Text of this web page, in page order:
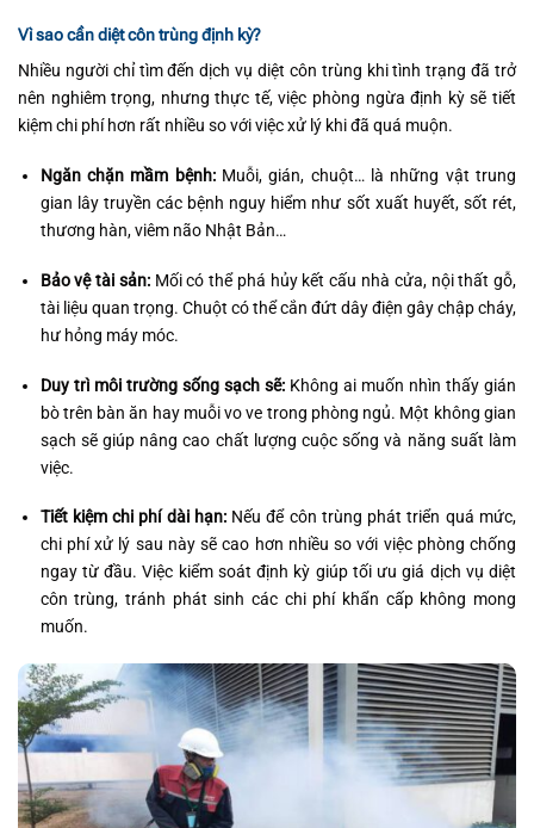
Vì sao cần diệt côn trùng định kỳ?
Nhiều người chỉ tìm đến dịch vụ diệt côn trùng khi tình trạng đã trở
nên nghiêm trọng, nhưng thực tế, việc phòng ngừa định kỳ sẽ tiết
kiệm chi phí hơn rất nhiều so với việc xử lý khi đã quá muộn.
Ngăn chặn mầm bệnh:Muỗi, gián, chuột… là những vật trung
gian lây truyền các bệnh nguy hiểm như sốt xuất huyết, sốt rét,
thương hàn, viêm não Nhật Bản…
Bảo vệ tài sản:Mối có thể phá hủy kết cấu nhà cửa, nội thất gỗ,
tài liệu quan trọng. Chuột có thể cắn đứt dây điện gây chập cháy,
hư hỏng máy móc.
Duy trì môi trường sống sạch sẽ:Không ai muốn nhìn thấy gián
bò trên bàn ăn hay muỗi vo ve trong phòng ngủ. Một không gian
sạch sẽ giúp nâng cao chất lượng cuộc sống và năng suất làm
việc.
Tiết kiệm chi phí dài hạn:Nếu để côn trùng phát triển quá mức,
chi phí xử lý sau này sẽ cao hơn nhiều so với việc phòng chống
ngay từ đầu. Việc kiểm soát định kỳ giúp tối ưu giá dịch vụ diệt
côn trùng, tránh phát sinh các chi phí khẩn cấp không mong
muốn.